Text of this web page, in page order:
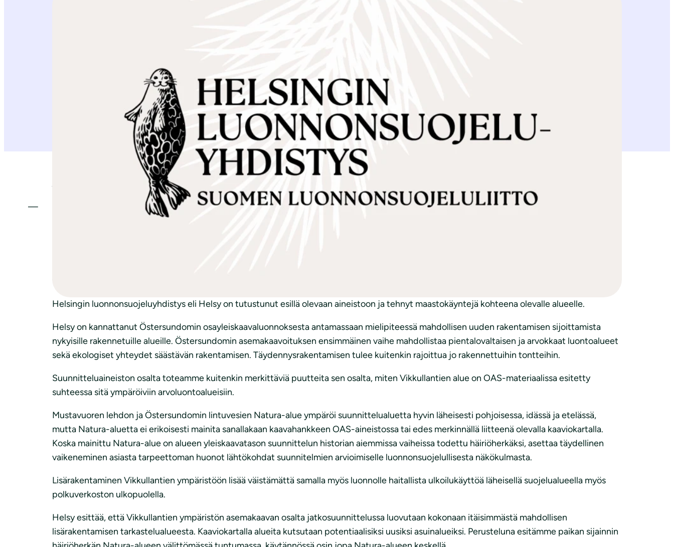
Annoimme mielipiteen Vikkullantien osallistumis- ja arviointisuunnitelmasta 15.12.2025.
—
Helsingin luonnonsuojeluyhdistys eli Helsy on tutustunut esillä olevaan aineistoon ja tehnyt maastokäyntejä kohteena olevalle alueelle.
Helsy on kannattanut Östersundomin osayleiskaavaluonnoksesta antamassaan mielipiteessä mahdollisen uuden rakentamisen sijoittamista
nykyisille rakennetuille alueille. Östersundomin asemakaavoituksen ensimmäinen vaihe mahdollistaa pientalovaltaisen ja arvokkaat luontoalueet
sekä ekologiset yhteydet säästävän rakentamisen. Täydennysrakentamisen tulee kuitenkin rajoittua jo rakennettuihin tontteihin.
Suunnitteluaineiston osalta toteamme kuitenkin merkittäviä puutteita sen osalta, miten Vikkullantien alue on OAS-materiaalissa esitetty
suhteessa sitä ympäröiviin arvoluontoalueisiin.
Mustavuoren lehdon ja Östersundomin lintuvesien Natura-alue ympäröi suunnittelualuetta hyvin läheisesti pohjoisessa, idässä ja etelässä,
mutta Natura-aluetta ei erikoisesti mainita sanallakaan kaavahankkeen OAS-aineistossa tai edes merkinnällä liitteenä olevalla kaaviokartalla.
Koska mainittu Natura-alue on alueen yleiskaavatason suunnittelun historian aiemmissa vaiheissa todettu häiriöherkäksi, asettaa täydellinen
vaikeneminen asiasta tarpeettoman huonot lähtökohdat suunnitelmien arvioimiselle luonnonsuojelullisesta näkökulmasta.
Lisärakentaminen Vikkullantien ympäristöön lisää väistämättä samalla myös luonnolle haitallista ulkoilukäyttöä läheisellä suojelualueella myös
polkuverkoston ulkopuolella.
Helsy esittää, että Vikkullantien ympäristön asemakaavan osalta jatkosuunnittelussa luovutaan kokonaan itäisimmästä mahdollisen
lisärakentamisen tarkastelualueesta. Kaaviokartalla alueita kutsutaan potentiaalisiksi uusiksi asuinalueiksi. Perusteluna esitämme paikan sijainnin